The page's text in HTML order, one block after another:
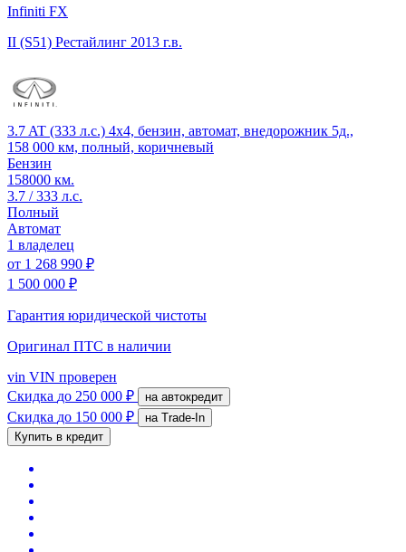
Infiniti FX
II (S51) Рестайлинг 2013 г.в.
3.7 AT (333 л.с.) 4x4, бензин, автомат, внедорожник 5д.,
158 000 км, полный, коричневый
Бензин
158000 км.
3.7 / 333 л.с.
Полный
Автомат
1 владелец
от 1 268 990 ₽
1 500 000 ₽
Гарантия юридической чистоты
Оригинал ПТС в наличии
vin VIN проверен
Скидка до 250 000 ₽ на автокредит
Скидка до 150 000 ₽
на Trade-In
Купить в кредит